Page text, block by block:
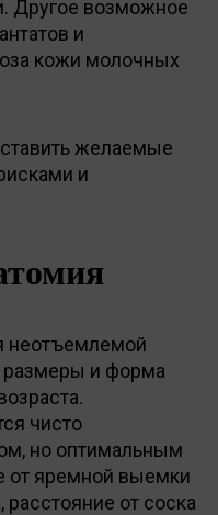
Другое возможное
и
кожи молочных
желаемые
и
неотъемлемой
размеры и форма
чисто
но оптимальным
от яремной выемки
от соска